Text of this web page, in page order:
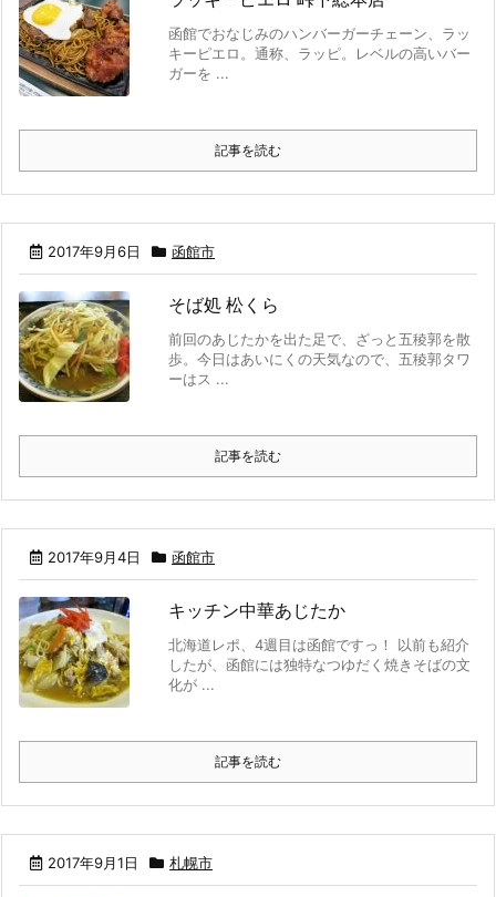
函館でおなじみのハンバーガーチェーン、ラッ
キーピエロ。通称、ラッピ。レベルの高いバー
ガーを ...
記事を読む
2017年9月6日 函館市
そば処 松くら
前回のあじたかを出た足で、ざっと五稜郭を散
歩。今日はあいにくの天気なので、五稜郭タワ
ーはス ...
記事を読む
2017年9月4日 函館市
キッチン中華あじたか
北海道レポ、4週目は函館ですっ！ 以前も紹介
したが、函館には独特なつゆだく焼きそばの文
化が ...
記事を読む
2017年9月1日 札幌市